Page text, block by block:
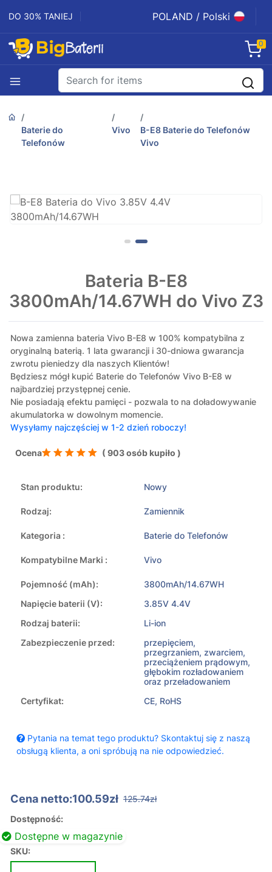
DO 30% TANIEJ POLAND / Polski
0
Baterie do
Telefonów
Vivo
B-E8 Baterie do Telefonów
Vivo
Bateria B-E8
3800mAh/14.67WH do Vivo Z3
Nowa zamienna bateria Vivo B-E8 w 100% kompatybilna z
oryginalną baterią. 1 lata gwarancji i 30-dniowa gwarancja
zwrotu pieniedzy dla naszych Klientów!
Będziesz mógł kupić Baterie do Telefonów Vivo B-E8 w
najbardziej przystępnej cenie.
Nie posiadają efektu pamięci - pozwala to na doładowywanie
akumulatorka w dowolnym momencie.
Wysyłamy najczęściej w 1-2 dzień roboczy!
Ocena ( 903 osób kupiło )
Stan produktu: Nowy
Rodzaj: Zamiennik
Kategoria : Baterie do Telefonów
Kompatybilne Marki : Vivo
Pojemność (mAh):
3800mAh/14.67WH
Napięcie baterii (V):
3.85V 4.4V
Rodzaj baterii:
Li-ion
Zabezpieczenie przed:
przepięciem,
przegrzaniem, zwarciem,
przeciążeniem prądowym,
głębokim rozładowaniem
oraz przeładowaniem
Certyfikat:
CE, RoHS
Pytania na temat tego produktu? Skontaktuj się z naszą
obsługą klienta, a oni spróbują na nie odpowiedzieć.
Cena netto:100.59zł 125.74zł
Dostępność:
Dostępne w magazynie
SKU: